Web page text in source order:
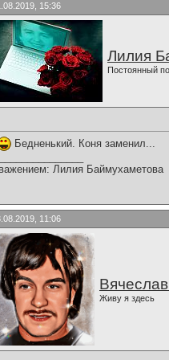
15:36
Лилия
Постоянный
Бедненький. Коня заменил...
Лилия Баймухаметова
11:06
Живу я здесь